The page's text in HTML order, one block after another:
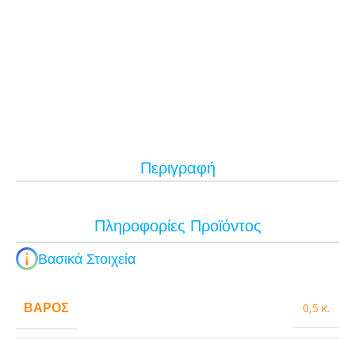
Περιγραφή
Πληροφορίες Προϊόντος
Βασικά Στοιχεία
ΒΆΡΟΣ 0,5 κ.